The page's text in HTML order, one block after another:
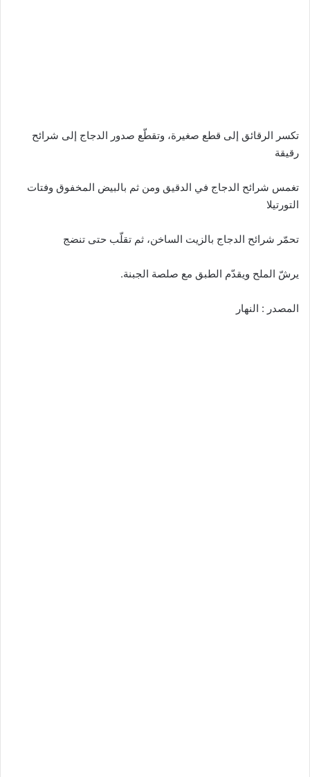
تكسر الرقائق إلى قطع صغيرة، وتقطّع صدور الدجاج إلى شرائح
رقيقة
تغمس شرائح الدجاج في الدقيق ومن ثم بالبيض المخفوق وفتات
التورتيلا
تحمّر شرائح الدجاج بالزيت الساخن، ثم تقلّب حتى تنضج
يرشّ الملح ويقدّم الطبق مع صلصة الجبنة.
المصدر : النهار